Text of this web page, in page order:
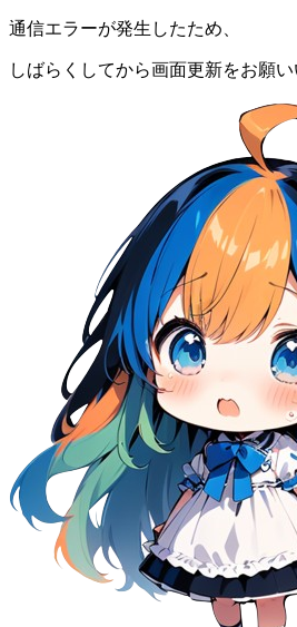
通信エラーが発生したため、
しばらくしてから画面更新をお願い